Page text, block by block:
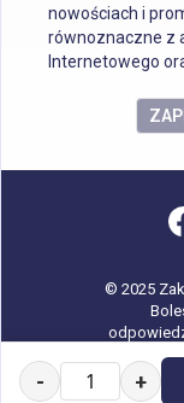
- +
nowościach i
równoznaczne z
Internetowego
© 2025